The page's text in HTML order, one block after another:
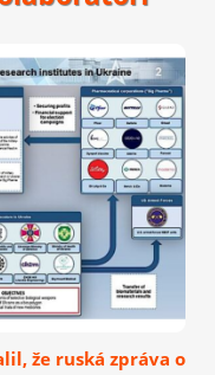
že ruská zpráva o